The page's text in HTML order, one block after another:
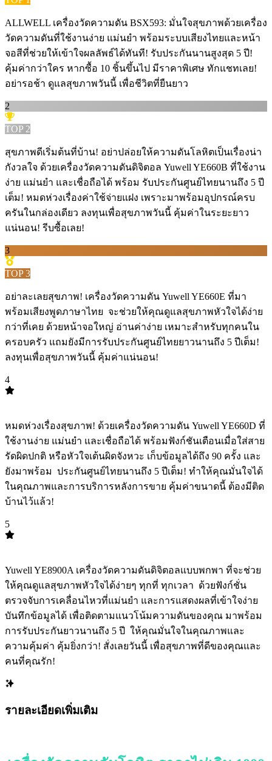
ALLWELL เครื่องวัดความดัน BSX593: มั่นใจสุขภาพด้วยเครื่อง
วัดความดันที่ใช้งานง่าย แม่นยำ พร้อมระบบเสียงไทยและหน้า
จอสีที่ช่วยให้เข้าใจผลลัพธ์ได้ทันที! รับประกันนานสูงสุด 5 ปี!
คุ้มค่ากว่าใคร หากซื้อ 10 ชิ้นขึ้นไป มีราคาพิเศษ ทักแชทเลย!
อย่ารอช้า ดูแลสุขภาพวันนี้ เพื่อชีวิตที่ยืนยาว
2
TOP 2
สุขภาพดีเริ่มต้นที่บ้าน! อย่าปล่อยให้ความดันโลหิตเป็นเรื่องน่า
กังวลใจ ด้วยเครื่องวัดความดันดิจิตอล Yuwell YE660B ที่ใช้งาน
ง่าย แม่นยำ และเชื่อถือได้ พร้อม รับประกันศูนย์ไทยนานถึง 5 ปี
เต็ม! หมดห่วงเรื่องค่าใช้จ่ายแฝง เพราะมาพร้อมอุปกรณ์ครบ
ครันในกล่องเดียว ลงทุนเพื่อสุขภาพวันนี้ คุ้มค่าในระยะยาว
แน่นอน! รีบซื้อเลย!
3
TOP3
อย่าละเลยสุขภาพ! เครื่องวัดความดัน Yuwell YE660E ที่มา
พร้อมเสียงพูดภาษาไทย ️ จะช่วยให้คุณดูแลสุขภาพหัวใจได้ง่าย
กว่าที่เคย ด้วยหน้าจอใหญ่ อ่านค่าง่าย เหมาะสำหรับทุกคนใน
ครอบครัว แถมยังมีการรับประกันศูนย์ไทยยาวนานถึง 5 ปีเต็ม!
ลงทุนเพื่อสุขภาพวันนี้ คุ้มค่าแน่นอน!
4
หมดห่วงเรื่องสุขภาพ! ด้วยเครื่องวัดความดัน Yuwell YE660D ที่
ใช้งานง่าย แม่นยำ และเชื่อถือได้ พร้อมฟังก์ชันเตือนเมื่อใส่สาย
รัดผิดปกติ หรือหัวใจเต้นผิดจังหวะ เก็บข้อมูลได้ถึง 90 ครั้ง และ
ยังมาพร้อม ️ ประกันศูนย์ไทยนานถึง 5 ปีเต็ม! ทำให้คุณมั่นใจได้
ในคุณภาพและการบริการหลังการขาย คุ้มค่าขนาดนี้ ต้องมีติด
บ้านไว้แล้ว!
5
Yuwell YE8900A เครื่องวัดความดันดิจิตอลแบบพกพา ที่จะช่วย
ให้คุณดูแลสุขภาพหัวใจได้ง่ายๆ ทุกที่ ทุกเวลา ️ ด้วยฟังก์ชั่น
ตรวจจับการเคลื่อนไหวที่แม่นยำ และการแสดงผลที่เข้าใจง่าย
บันทึกข้อมูลได้ เพื่อติดตามแนวโน้มความดันของคุณ มาพร้อม
การรับประกันยาวนานถึง 5 ปี ️ ให้คุณมั่นใจในคุณภาพและ
ความคุ้มค่า คุ้มยิ่งกว่า! สั่งเลยวันนี้ เพื่อสุขภาพที่ดีของคุณและ
คนที่คุณรัก!
รายละเอียดเพิ่มเติม